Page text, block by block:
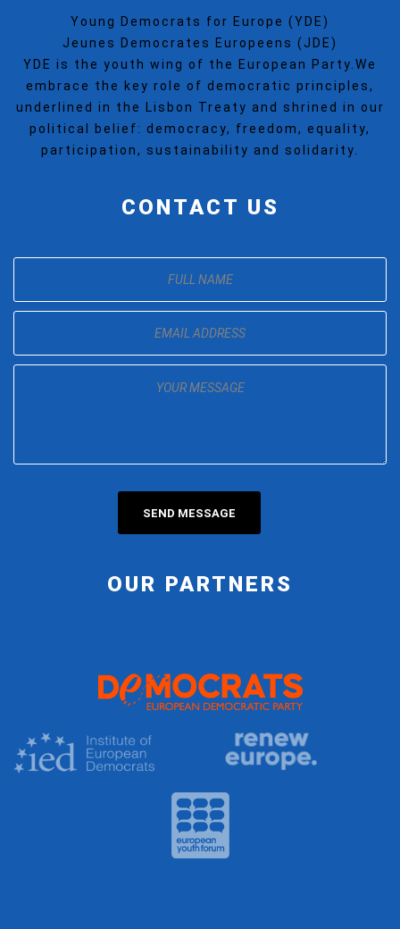
Young Democrats for Europe (YDE)
Jeunes Democrates Europeens (JDE)
YDE is the youth wing of the European Party.We
embrace the key role of democratic principles,
underlined in the Lisbon Treaty and shrined in our
political belief: democracy, freedom, equality,
participation, sustainability and solidarity.
CONTACT US
OUR PARTNERS